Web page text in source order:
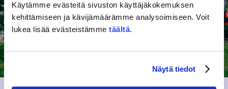
Käytämme evästeitä sivuston käyttäjäkokemuksen
kehittämiseen ja kävijämäärämme analysoimiseen. Voit
lukea lisää evästeistämme täältä.
Näytä tiedot